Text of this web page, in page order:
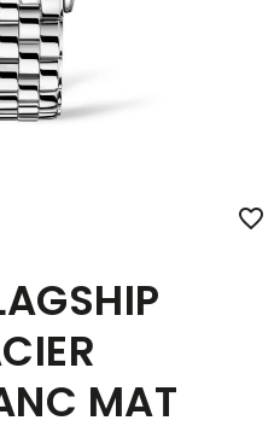

MAT